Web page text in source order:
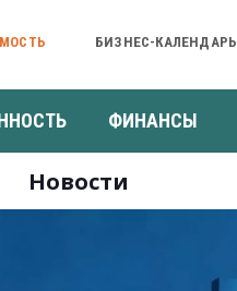
БИЗНЕС-КАЛЕНДАРЬ
ФИНАНСЫ
Новости